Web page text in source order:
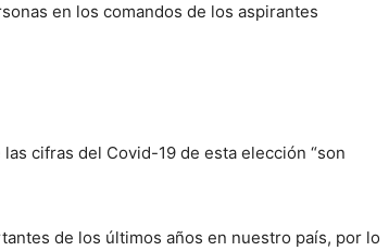
en los comandos de los aspirantes
cifras del Covid-19 de esta elección “son
de los últimos años en nuestro país, por lo